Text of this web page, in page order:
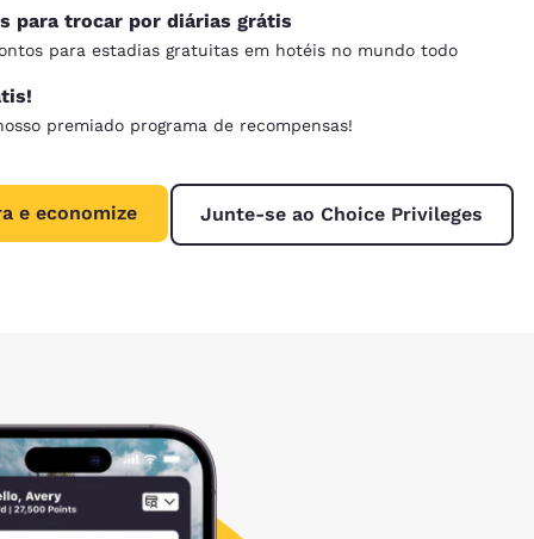
para trocar por diárias grátis
para estadias gratuitas em hotéis no mundo todo
premiado programa de recompensas!
e economize Junte-se ao Choice Privileges